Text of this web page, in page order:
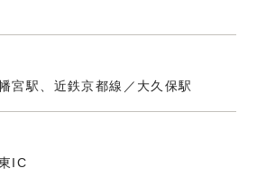
宮駅、近鉄京都線／大久保駅
IC